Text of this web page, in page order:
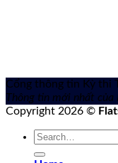
Cổng thông tin Kỳ thi
Thông tin mới nhất của
Copyright 2026 ©